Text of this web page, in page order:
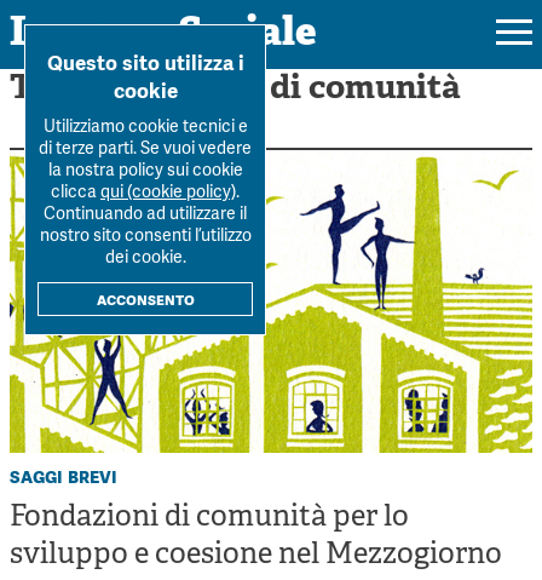
Impresa Sociale
Rivista
Ultimo numero
La Rivista
Submission
Colophon
Autori
Archivio
Argomenti
Forum
Forum
Tutti gli articoli
Autori
Argomenti
Dossier
Tutti i dossier
Workshop Impresa Sociale 2021
Impresa sociale, reciprocità e sostenibilità
Innovazione sociale
Cooperative di comunità
Chi siamo
Contatti
Sostienici
Home
Tag: Fondazioni di comunità
saggi brevi
Fondazioni di comunità per lo
sviluppo e coesione nel Mezzogiorno
Questo sito utilizza i
cookie
Utilizziamo cookie tecnici e
di terze parti. Se vuoi vedere
la nostra policy sui cookie
cliccaqui (cookie policy).
Continuando ad utilizzare il
nostro sito consenti l’utilizzo
dei cookie.
acconsento